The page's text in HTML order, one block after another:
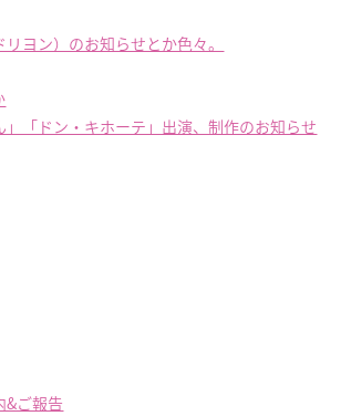
ヨン）のお知らせとか色々。
」「ドン・キホーテ」出演、制作のお知らせ
&ご報告